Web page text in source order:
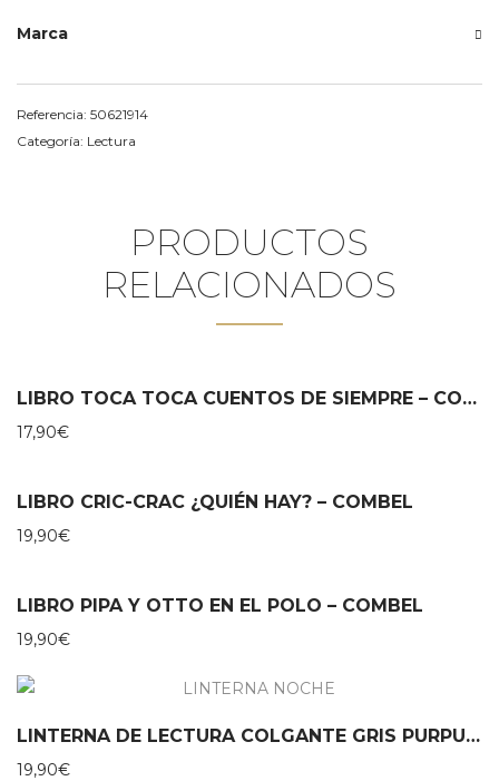
Marca
Referencia: 50621914
Categoría: Lectura
PRODUCTOS
RELACIONADOS
LIBRO TOCA TOCA CUENTOS DE SIEMPRE – COMBEL
17,90€
LIBRO CRIC-CRAC ¿QUIÉN HAY? – COMBEL
19,90€
LIBRO PIPA Y OTTO EN EL POLO – COMBEL
19,90€
LINTERNA DE LECTURA COLGANTE GRIS PURPURINA MOSES
19,90€